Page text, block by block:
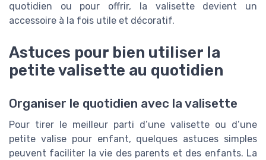
quotidien ou pour offrir, la valisette devient un
accessoire à la fois utile et décoratif.
Astuces pour bien utiliser la
petite valisette au quotidien
Organiser le quotidien avec la valisette
Pour tirer le meilleur parti d’une valisette ou d’une
petite valise pour enfant, quelques astuces simples
peuvent faciliter la vie des parents et des enfants. La